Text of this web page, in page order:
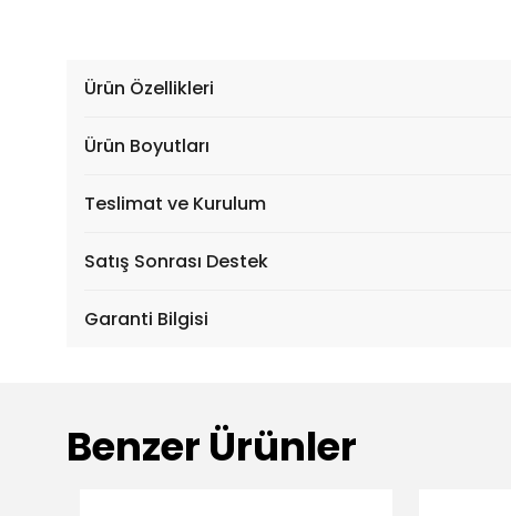
Ürün Özellikleri
Ürün Boyutları
Teslimat ve Kurulum
Satış Sonrası Destek
Garanti Bilgisi
Benzer Ürünler